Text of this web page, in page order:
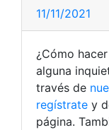
11/11/2021
¿Cómo
alguna
través de
regístrate y
página.